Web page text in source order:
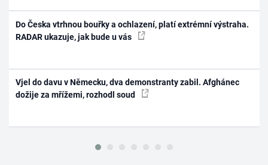
Do Česka vtrhnou bouřky a ochlazení, platí extrémní výstraha.
RADAR ukazuje, jak bude u vás
Vjel do davu v Německu, dva demonstranty zabil. Afghánec
dožije za mřížemi, rozhodl soud